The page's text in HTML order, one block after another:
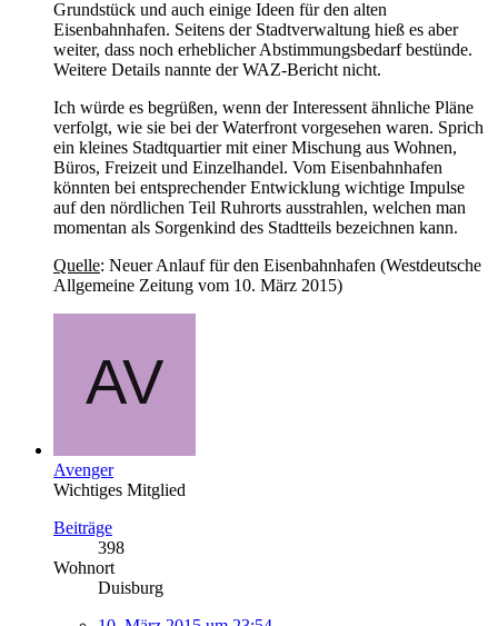
Grundstück und auch einige Ideen für den alten
Eisenbahnhafen. Seitens der Stadtverwaltung hieß es aber
weiter, dass noch erheblicher Abstimmungsbedarf bestünde.
Weitere Details nannte der WAZ-Bericht nicht.
Ich würde es begrüßen, wenn der Interessent ähnliche Pläne
verfolgt, wie sie bei der Waterfront vorgesehen waren. Sprich
ein kleines Stadtquartier mit einer Mischung aus Wohnen,
Büros, Freizeit und Einzelhandel. Vom Eisenbahnhafen
könnten bei entsprechender Entwicklung wichtige Impulse
auf den nördlichen Teil Ruhrorts ausstrahlen, welchen man
momentan als Sorgenkind des Stadtteils bezeichnen kann.
Quelle: Neuer Anlauf für den Eisenbahnhafen (Westdeutsche
Allgemeine Zeitung vom 10. März 2015)
Avenger
Wichtiges Mitglied
Beiträge
398
Wohnort
Duisburg